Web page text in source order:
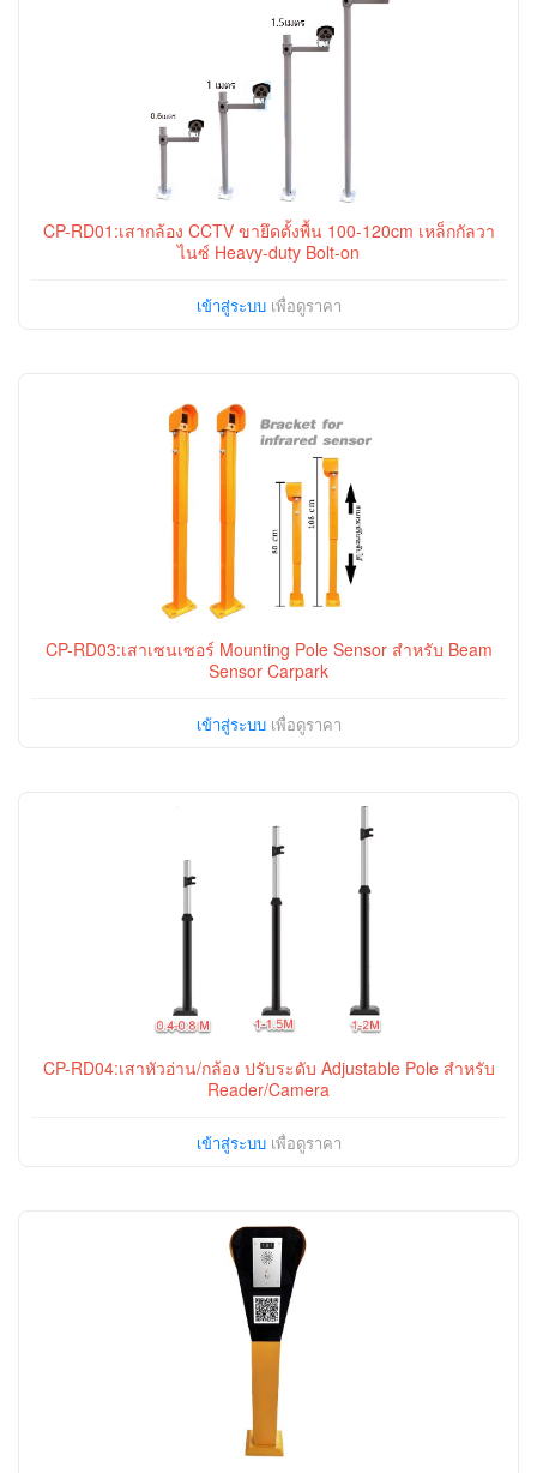
CP-RD01:เสากล้อง CCTV ขายึดตั้งพื้น 100-120cm เหล็กกัลวา
ไนซ์ Heavy-duty Bolt-on
เข้าสู่ระบบเพื่อดูราคา
CP-RD03:เสาเซนเซอร์ Mounting Pole Sensor สำหรับ Beam
Sensor Carpark
เข้าสู่ระบบเพื่อดูราคา
CP-RD04:เสาหัวอ่าน/กล้อง ปรับระดับ Adjustable Pole สำหรับ
Reader/Camera
เข้าสู่ระบบเพื่อดูราคา